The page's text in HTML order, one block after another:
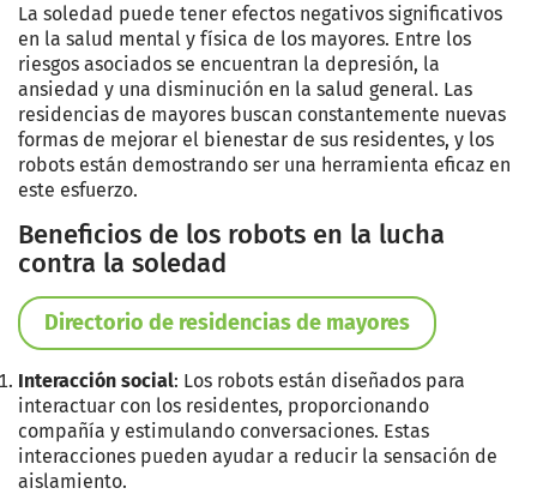
La soledad puede tener efectos negativos significativos
en la salud mental y física de los mayores. Entre los
riesgos asociados se encuentran la depresión, la
ansiedad y una disminución en la salud general. Las
residencias de mayores buscan constantemente nuevas
formas de mejorar el bienestar de sus residentes, y los
robots están demostrando ser una herramienta eficaz en
este esfuerzo.
Beneficios de los robots en la lucha
contra la soledad
Directorio de residencias de mayores
Interacción social: Los robots están diseñados para
interactuar con los residentes, proporcionando
compañía y estimulando conversaciones. Estas
interacciones pueden ayudar a reducir la sensación de
aislamiento.